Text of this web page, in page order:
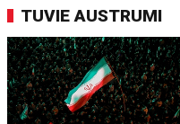
TUVIE AUSTRUMI